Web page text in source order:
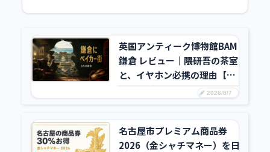
英国アンティーク博物館BAM
鎌倉 レビュー｜隈研吾の茶室
と、イヤホン必携の理由【所
要1時間】
2026/8/7
名古屋市プレミアム商品券
2026（金シャチマネー）を日